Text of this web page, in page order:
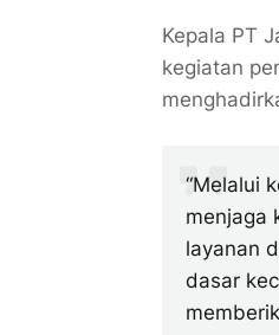
Kepala PT
kegiatan
“Melalui
menjaga
layanan
dasar